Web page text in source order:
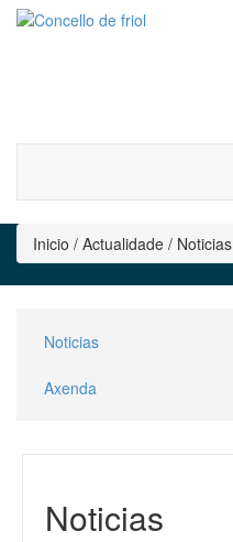
Inicio / Actualidade / Noticias
Noticias
Axenda
Noticias